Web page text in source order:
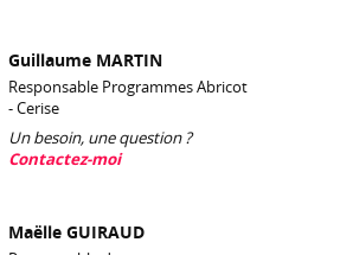
Guillaume MARTIN
Responsable Programmes Abricot
- Cerise
Un besoin, une question ?
Contactez-moi
Maëlle GUIRAUD